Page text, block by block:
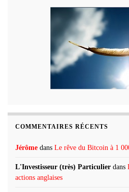
COMMENTAIRES RÉCENTS
Jérôme dans Le rêve du Bitcoin à 1
L'Investisseur (très) Particulier dans
actions anglaises